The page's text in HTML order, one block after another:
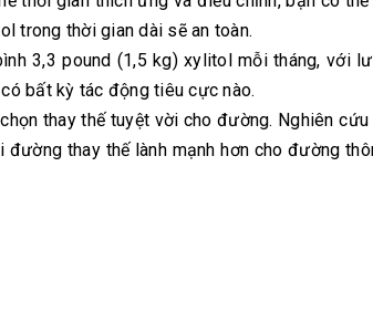
trong thời gian dài sẽ an toàn.
3,3 pound (1,5 kg) xylitol mỗi tháng, với
bất kỳ tác động tiêu cực nào.
thay thế tuyệt vời cho đường. Nghiên
thay thế lành mạnh hơn cho đường